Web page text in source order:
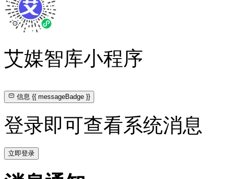
艾媒智库小程序
信息{{ messageBadge }}
登录即可查看系统消息
立即登录